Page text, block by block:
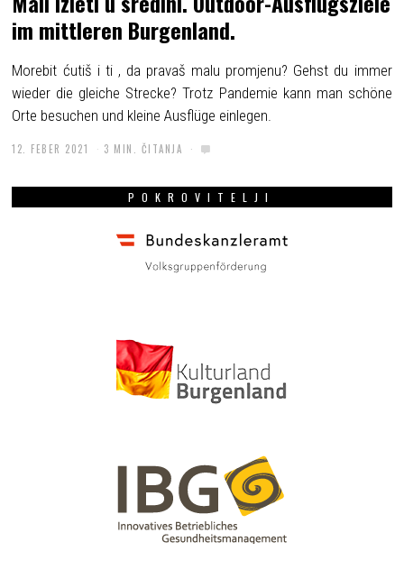
im mittleren Burgenland.
Morebit ćutiš i ti , da pravaš malu promjenu? Gehst du immer
wieder die gleiche Strecke? Trotz Pandemie kann man schöne
Orte besuchen und kleine Ausflüge einlegen.
12. FEBER 2021 3 MIN. ČITANJA
POKROVITELJI